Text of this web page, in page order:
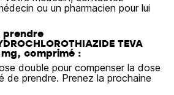
ou un pharmacien pour lui
prendre
TEVA
mg, comprimé :
double pour compenser la dose
de prendre. Prenez la prochaine